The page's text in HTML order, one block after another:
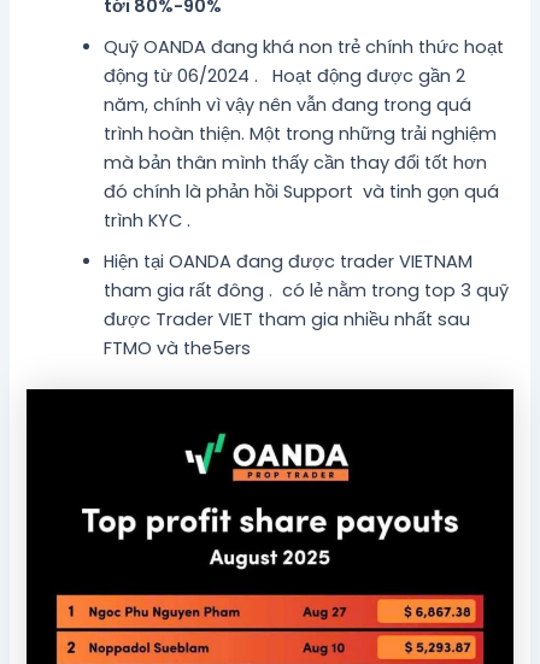
tới 80%-90%
Quỹ OANDA đang khá non trẻ chính thức hoạt
động từ 06/2024 . Hoạt động được gần 2
năm, chính vì vậy nên vẫn đang trong quá
trình hoàn thiện. Một trong những trải nghiệm
mà bản thân mình thấy cần thay đổi tốt hơn
đó chính là phản hồi Support và tinh gọn quá
trình KYC .
Hiện tại OANDA đang được trader VIETNAM
tham gia rất đông . có lẻ nằm trong top 3 quỹ
được Trader VIET tham gia nhiều nhất sau
FTMO và the5ers